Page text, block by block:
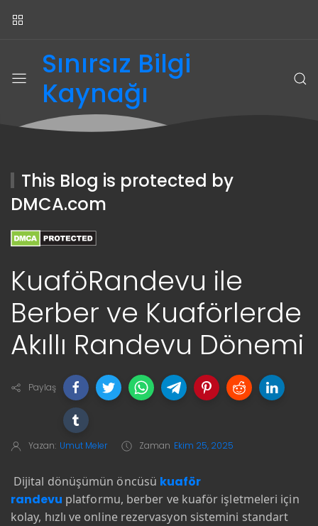
Sınırsız Bilgi
Kaynağı
This Blog is protected by
DMCA.com
KuaföRandevu ile
Berber ve Kuaförlerde
Akıllı Randevu Dönemi
Paylaş
Yazan: Umut Meler Zaman Ekim 25, 2025
Dijital dönüşümün öncüsü kuaför
randevu platformu, berber ve kuaför işletmeleri için
kolay, hızlı ve online rezervasyon sistemini standart